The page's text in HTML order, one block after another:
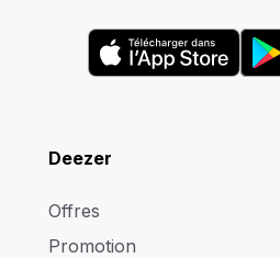
Deezer
Offres
Promotion